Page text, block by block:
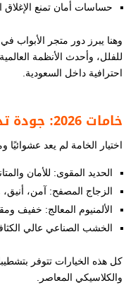
حساسات أمان تمنع الإغلاق
وهنا يبرز دور متجر الأبواب
للفلل​، وأحدث الأنظمة
احترافية داخل السعودية.
خامات 2026: جودة تدوم وشكل يبهر
اختيار الخامة لم يعد عشوائيًا
الحديد المقوى: للأمان
الزجاج المصفح: آمن،
الألمنيوم المعالج: خفيف
الخشب الصناعي عالي
كل هذه الخيارات تتوفر
والكلاسيكي المعاصر.